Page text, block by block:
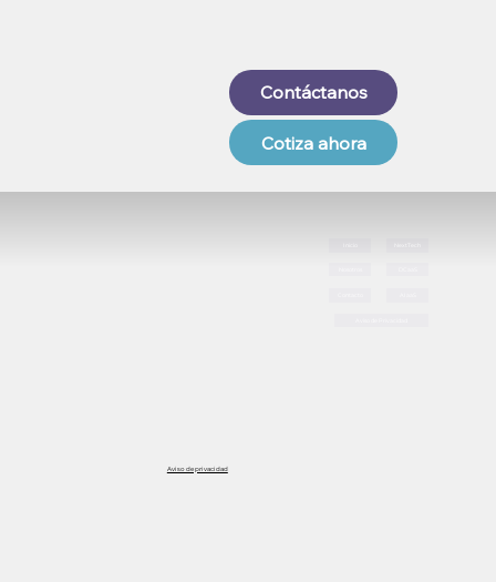
Contáctanos
Cotiza ahora
Aviso de privacidad